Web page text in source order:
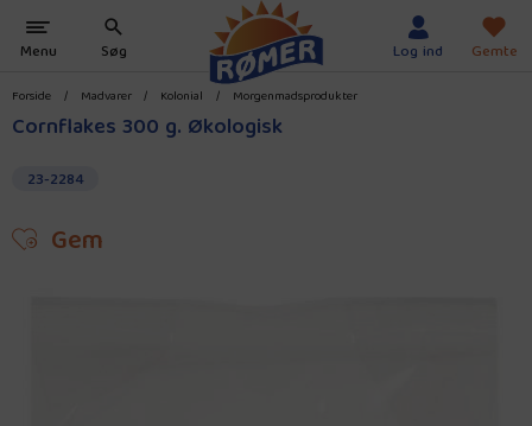
Forside / Madvarer / Kolonial / Morgenmadsprodukter
Cornflakes 300 g. Økologisk
23-2284